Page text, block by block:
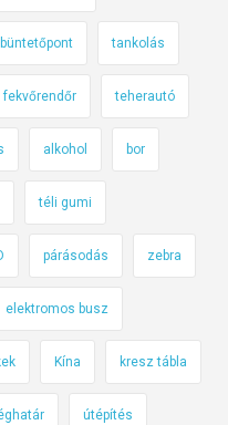
büntetőpont tankolás
fekvőrendőr teherautó
alkohol bor
téli gumi
párásodás zebra
elektromos busz
Kína kresz tábla
útépítés